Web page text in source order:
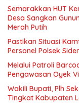
Semarakkan HUT
Desa Sangkan
Merah Putih
Pastikan Situasi
Personel Polsek
Melalui Patroli
Pengawasan Oyek
Wakili Bupati, Plh
Tingkat Kabupaten